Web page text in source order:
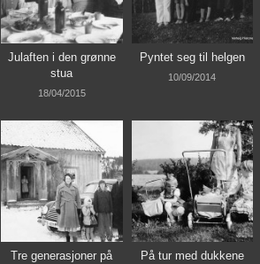
Julaften i den grønne
stua
18/04/2015
Pyntet seg til helgen
10/09/2014
Tre generasjoner på
På tur med dukkene